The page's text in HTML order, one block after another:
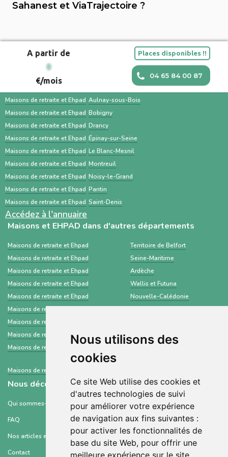
Nous utilisons des
cookies
Ce site Web utilise des cookies et
d'autres technologies de suivi
pour améliorer votre expérience
de navigation aux fins suivantes :
pour activer les fonctionnalités de
base du site Web, pour offrir une
meilleure expérience sur le site
retraite.
facilitent une transition en douceur.
Sahanest ou contacter directement les
utilisé par les hôpitaux et les médecins pour
orienter un patient. Une recherche en
parallèle avec des services comme Sahanest
permet souvent un gain de temps et un
meilleur accompagnement.
Sahanest et ViaTrajectoire ?
pour simplifier la recherche de solutions
d’hébergement pour personnes âgées, avec
un accompagnement humain, des outils
personnalisés et des services
complémentaires. À l’inverse, ViaTrajectoire
est un service public gratuit, destiné
principalement aux professionnels de santé,
centré sur les demandes d’admission en
établissements médico-sociaux via un dossier
standardisé.
A partir de
0
€/mois
Places disponibles !!
04 65 84 00 87
Maisons et EHPAD dans les villes à proximité
Maisons de retraite et Ehpad
Maisons de retraite et Ehpad Aulnay-sous-Bois
Maisons de retraite et Ehpad Bobigny
Maisons de retraite et Ehpad Drancy
Maisons de retraite et Ehpad Épinay-sur-Seine
Maisons de retraite et Ehpad Le Blanc-Mesnil
Maisons de retraite et Ehpad Montreuil
Maisons de retraite et Ehpad Noisy-le-Grand
Maisons de retraite et Ehpad Pantin
Maisons de retraite et Ehpad Saint-Denis
Accédez à l'annuaire
Maisons et EHPAD dans d'autres départements
Maisons de retraite et Ehpad
Territoire de Belfort
Maisons de retraite et Ehpad
Seine-Maritime
Maisons de retraite et Ehpad
Ardèche
Maisons de retraite et Ehpad
Wallis et Futuna
Maisons de retraite et Ehpad
Nouvelle-Calédonie
Maisons de retraite et Ehpad
Maisons de retraite et Ehpad
Maisons de retraite et Ehpad
Hauts-de-Seine
Maisons de retraite et Ehpad
Maisons de retraite et Ehpad
Nous découvrir
Qui sommes-nous ?
FAQ
Nos articles et ressources
Contact